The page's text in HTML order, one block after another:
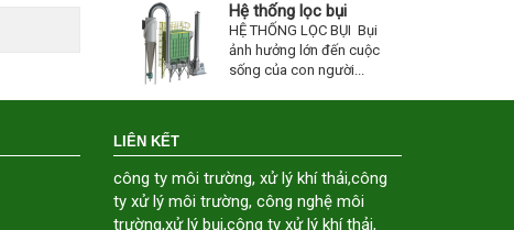
Hệ thống lọc bụi
HỆ THỐNG LỌC BỤI Bụi
ảnh hưởng lớn đến cuộc
sống của con người...
LIÊN KẾT
công ty môi trường, xử lý khí thải,công
ty xử lý môi trường, công nghệ môi
trường,xử lý bụi,công ty xử lý khí thải,